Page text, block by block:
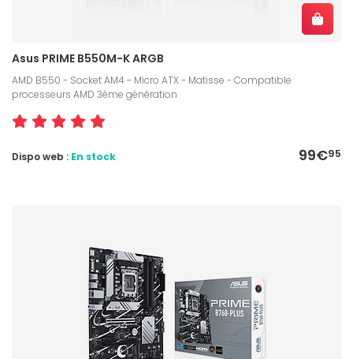
Asus PRIME B550M-K ARGB
AMD B550 - Socket AM4 - Micro ATX - Matisse - Compatible
processeurs AMD 3ème génération
99€95
Dispo web : En stock